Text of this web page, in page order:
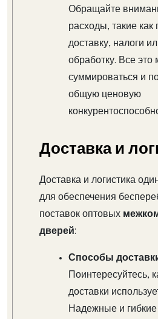
Обращайте
расходы, такие как
доставку, налоги
обработку. Все это
суммироваться и
общую ценовую
Доставка и
Доставка и логистика
для обеспечения
поставок оптовых
дверей:
Способы
Поинтересуйтесь,
доставки
Надежные и